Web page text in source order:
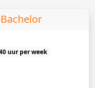
uur per week